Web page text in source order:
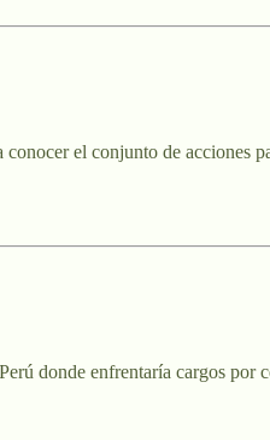
el conjunto de acciones
donde enfrentaría cargos por